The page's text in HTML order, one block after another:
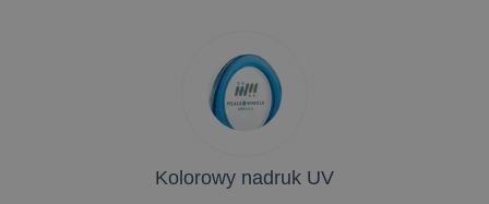
Kolorowy nadruk UV